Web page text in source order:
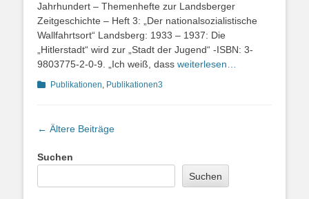
Jahrhundert – Themenhefte zur Landsberger
Zeitgeschichte – Heft 3: „Der nationalsozialistische
Wallfahrtsort“ Landsberg: 1933 – 1937: Die
„Hitlerstadt“ wird zur „Stadt der Jugend“ -ISBN: 3-
9803775-2-0-9. „Ich weiß, dass weiterlesen…
Kategorien
Publikationen, Publikationen3
Beitragsnavigation
← Ältere Beiträge
Suchen
Suchen